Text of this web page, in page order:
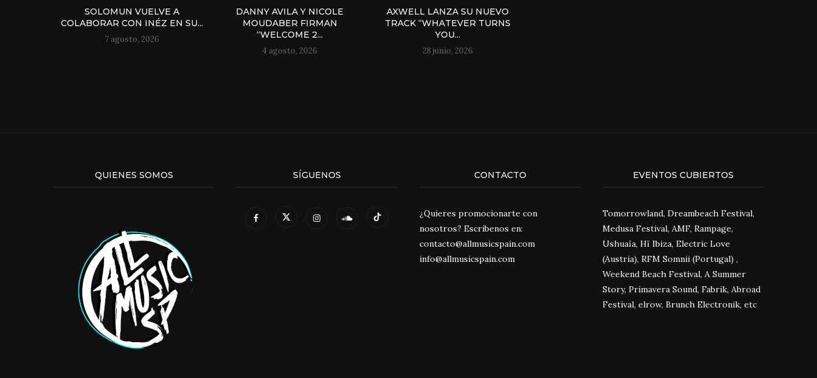
SOLOMUN VUELVE A
COLABORAR CON INÉZ EN SU...
7 agosto, 2026
DANNY AVILA Y NICOLE
MOUDABER FIRMAN
“WELCOME 2...
4 agosto, 2026
AXWELL LANZA SU NUEVO
TRACK “WHATEVER TURNS
YOU...
28 junio, 2026
QUIENES SOMOS SÍGUENOS CONTACTO
¿Quieres promocionarte con
nosotros? Escríbenos en:
contacto@allmusicspain.com
info@allmusicspain.com
EVENTOS CUBIERTOS
Tomorrowland, Dreambeach Festival,
Medusa Festival, AMF, Rampage,
Ushuaïa, Hï Ibiza, Electric Love
(Austria), RFM Somnii (Portugal) ,
Weekend Beach Festival, A Summer
Story, Primavera Sound, Fabrik, Abroad
Festival, elrow, Brunch Electronik, etc